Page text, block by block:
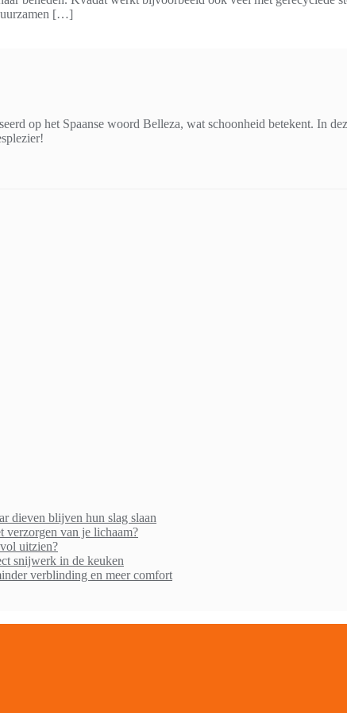
[…]
op het Spaanse woord Belleza, wat schoonheid betekent. In
dieven blijven hun slag slaan
verzorgen van je lichaam?
uitzien?
snijwerk in de keuken
verblinding en meer comfort